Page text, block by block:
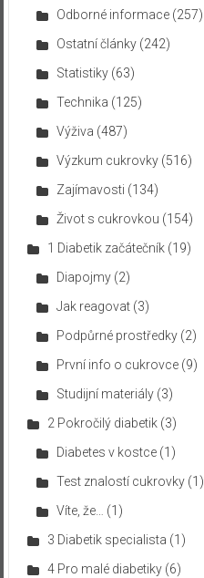
Odborné informace(257)
Ostatní články(242)
Statistiky(63)
Technika (125)
Výživa (487)
Výzkum cukrovky(516)
Zajímavosti (134)
Život s cukrovkou (154)
1 Diabetik začátečník(19)
Diapojmy(2)
Jak reagovat(3)
Podpůrné prostředky(2)
První info o cukrovce(9)
Studijní materiály(3)
2 Pokročilý diabetik(3)
Diabetes v kostce(1)
Test znalostí cukrovky(1)
Víte, že…
(1)
3 Diabetik specialista (1)
4 Pro malé diabetiky(6)